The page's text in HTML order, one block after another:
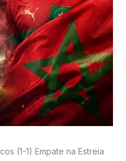
(1-1) Empate na Estreia